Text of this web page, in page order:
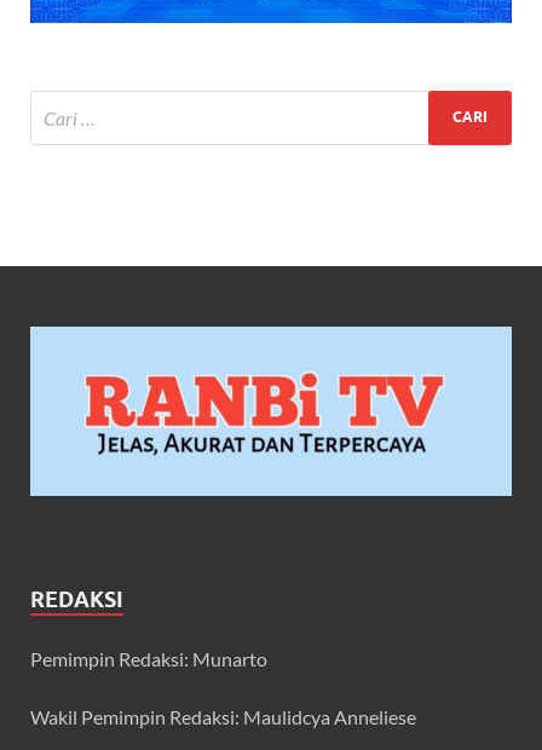
REDAKSI
Pemimpin Redaksi: Munarto
Wakil Pemimpin Redaksi: Maulidcya Anneliese